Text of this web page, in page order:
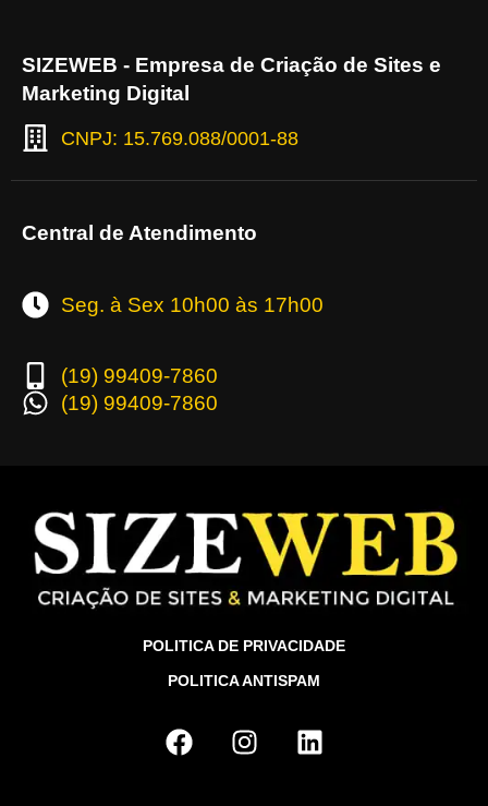
SIZEWEB - Empresa de Criação de Sites e
Marketing Digital
CNPJ: 15.769.088/0001-88
Central de Atendimento
Seg. à Sex 10h00 às 17h00
(19) 99409-7860
(19) 99409-7860
POLITICA DE PRIVACIDADE
POLITICA ANTISPAM